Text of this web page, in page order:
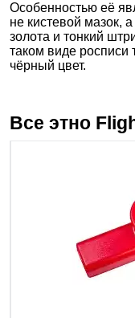
Особенностью её
не кистевой мазок,
золота и тонкий
таком виде росписи
чёрный цвет.
Все этно